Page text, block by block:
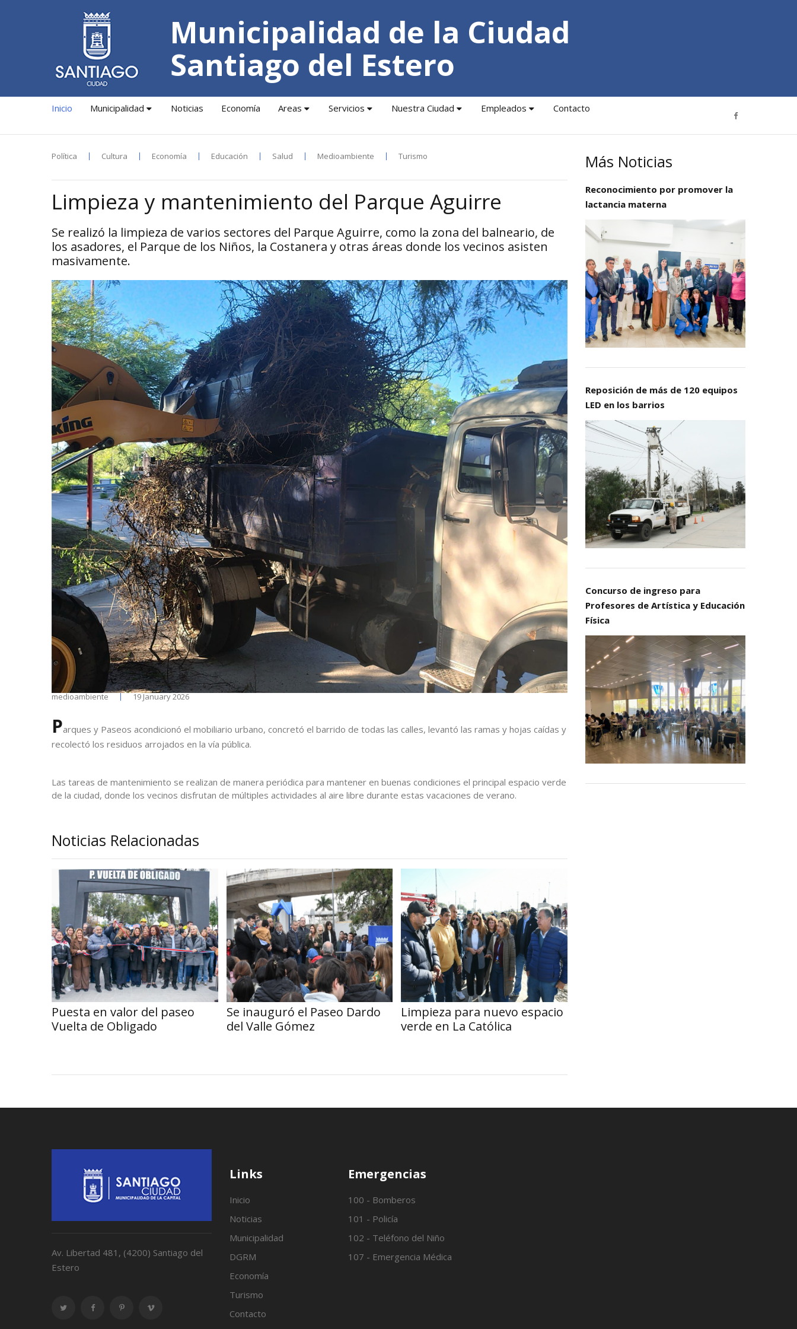
Municipalidad de la Ciudad
Santiago del Estero
Inicio Municipalidad Noticias Economía Areas Servicios Nuestra Ciudad Empleados Contacto
Política Cultura Economía Educación Salud Medioambiente Turismo
Limpieza y mantenimiento del Parque Aguirre
Se realizó la limpieza de varios sectores del Parque Aguirre, como la zona del balneario, de
los asadores, el Parque de los Niños, la Costanera y otras áreas donde los vecinos asisten
masivamente.
medioambiente 19 January 2026
Parques y Paseos acondicionó el mobiliario urbano, concretó el barrido de todas las calles, levantó las ramas y hojas caídas y
recolectó los residuos arrojados en la vía pública.
Las tareas de mantenimiento se realizan de manera periódica para mantener en buenas condiciones el principal espacio verde
de la ciudad, donde los vecinos disfrutan de múltiples actividades al aire libre durante estas vacaciones de verano.
Noticias Relacionadas
Puesta en valor del paseo
Vuelta de Obligado
Se inauguró el Paseo Dardo
del Valle Gómez
Limpieza para nuevo espacio
verde en La Católica
Más Noticias
Reconocimiento por promover la
lactancia materna
Reposición de más de 120 equipos
LED en los barrios
Concurso de ingreso para
Profesores de Artística y Educación
Física
Av. Libertad 481, (4200) Santiago del
Estero
Links
Inicio
Noticias
Municipalidad
DGRM
Economía
Turismo
Contacto
Emergencias
100 - Bomberos
101 - Policía
102 - Teléfono del Niño
107 - Emergencia Médica